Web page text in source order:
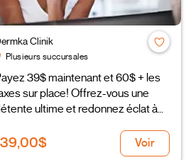
Clinik
Plusieurs succursales
39$ maintenant et 60$ + les
sur place! Offrez-vous une
ultime et redonnez éclat à
39,00$ Voir